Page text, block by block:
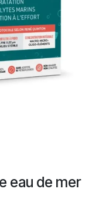
eau de mer